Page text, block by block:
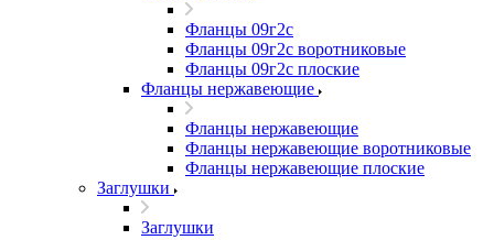
Фланцы 09г2с
Фланцы 09г2с воротниковые
Фланцы 09г2с плоские
Фланцы нержавеющие
Фланцы нержавеющие
Фланцы нержавеющие воротниковые
Фланцы нержавеющие плоские
Заглушки
Заглушки